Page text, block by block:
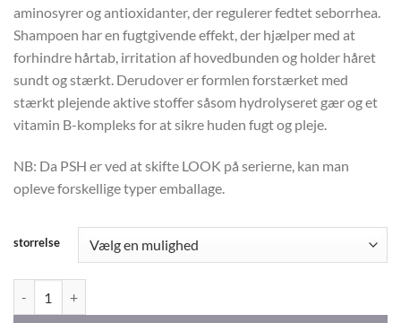
aminosyrer og antioxidanter, der regulerer fedtet seborrhea.
Shampoen har en fugtgivende effekt, der hjælper med at
forhindre hårtab, irritation af hovedbunden og holder håret
sundt og stærkt. Derudover er formlen forstærket med
stærkt plejende aktive stoffer såsom hydrolyseret gær og et
vitamin B-kompleks for at sikre huden fugt og pleje.
NB: Da PSH er ved at skifte LOOK på serierne, kan man
opleve forskellige typer emballage.
storrelse